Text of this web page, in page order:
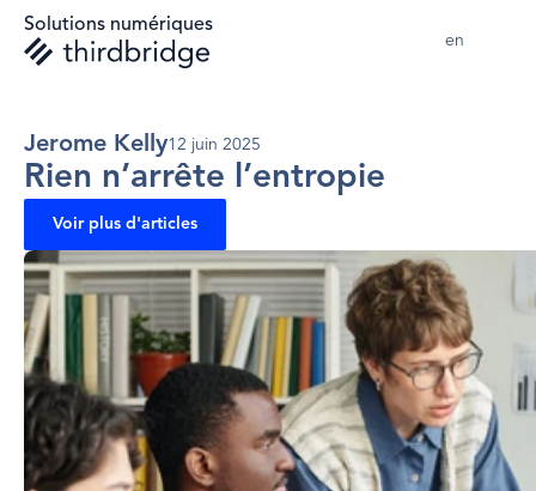
Solutions numériques
en
Jerome Kelly12 juin 2025
Rien n’arrête l’entropie
Voir plus d'articles